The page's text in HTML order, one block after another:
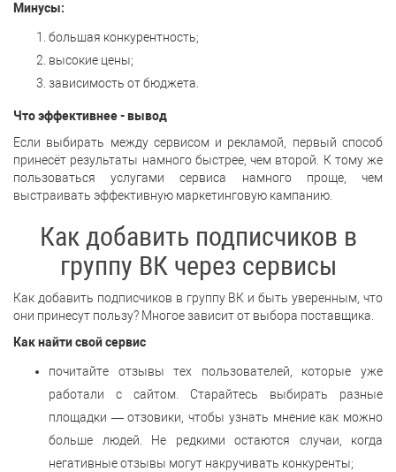
Минусы:
большая конкурентность;
высокие цены;
зависимость от бюджета.
Что эффективнее - вывод
Если выбирать между сервисом и рекламой, первый способ
принесёт результаты намного быстрее, чем второй. К тому же
пользоваться услугами сервиса намного проще, чем
выстраивать эффективную маркетинговую кампанию.
Как добавить подписчиков в
группу ВК через сервисы
Как добавить подписчиков в группу ВК и быть уверенным, что
они принесут пользу? Многое зависит от выбора поставщика.
Как найти свой сервис
почитайте отзывы тех пользователей, которые уже
работали с сайтом. Старайтесь выбирать разные
площадки — отзовики, чтобы узнать мнение как можно
больше людей. Не редкими остаются случаи, когда
негативные отзывы могут накручивать конкуренты;